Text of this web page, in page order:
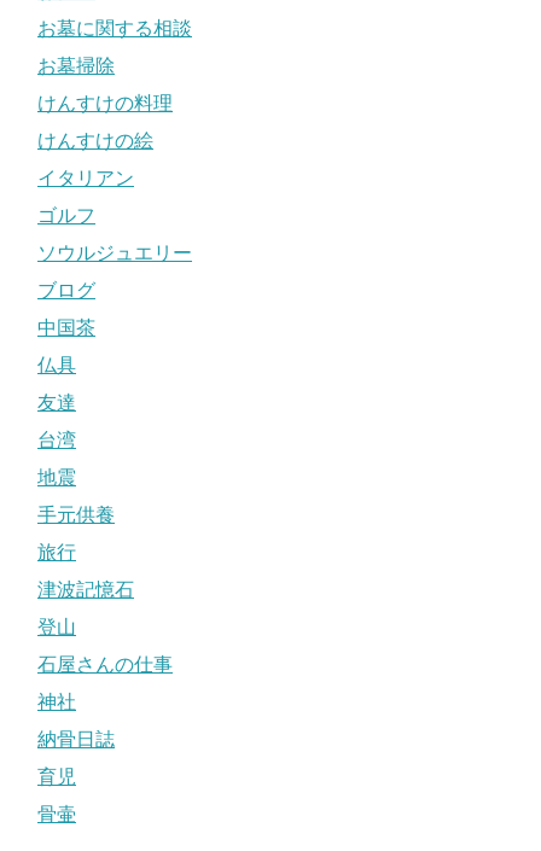
お墓に関する相談
お墓掃除
けんすけの料理
けんすけの絵
イタリアン
ゴルフ
ソウルジュエリー
ブログ
中国茶
仏具
友達
台湾
地震
手元供養
旅行
津波記憶石
登山
石屋さんの仕事
神社
納骨日誌
育児
骨壷